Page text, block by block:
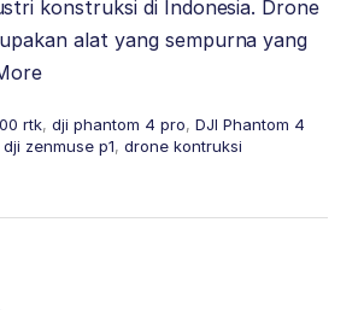
konstruksi di Indonesia. Drone
alat yang sempurna yang
rtk, dji phantom 4 pro, DJI Phantom 4
dji zenmuse p1, drone kontruksi